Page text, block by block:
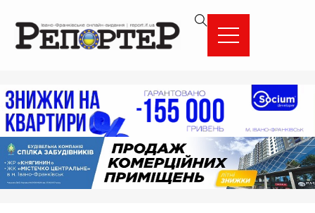
вмісту